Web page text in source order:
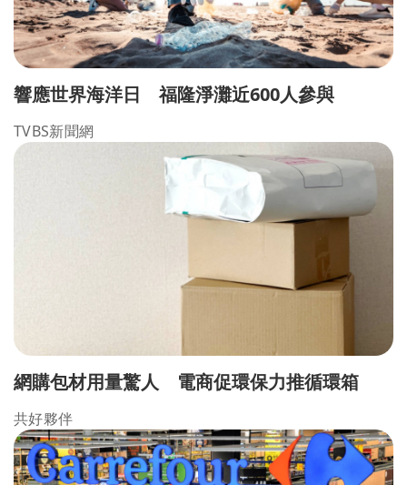
響應世界海洋日 福隆淨灘近600人參與
TVBS新聞網
網購包材用量驚人 電商促環保力推循環箱
共好夥伴